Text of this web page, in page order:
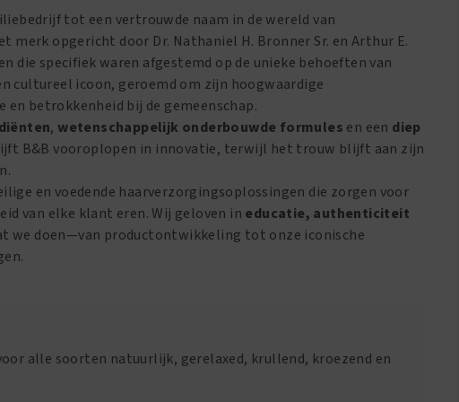
tot een vertrouwde naam in de wereld van
opgericht door Dr. Nathaniel H. Bronner Sr. en Arthur E.
die specifiek waren afgestemd op de unieke behoeften van
cultureel icoon, geroemd om zijn hoogwaardige
betrokkenheid bij de gemeenschap.
,wetenschappelijk onderbouwde formules en een diep
B&B vooroplopen in innovatie, terwijl het trouw blijft aan zijn
en voedende haarverzorgingsoplossingen die zorgen voor
van elke klant eren. Wij geloven in educatie, authenticiteit
we doen—van productontwikkeling tot onze iconische
alle soorten natuurlijk, gerelaxed, krullend, kroezend en